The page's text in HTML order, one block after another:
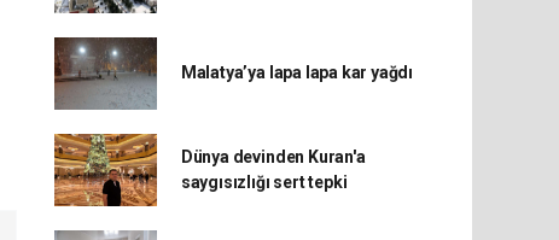
Malatya’ya lapa lapa kar yağdı
Dünya devinden Kuran'a
saygısızlığı sert tepki